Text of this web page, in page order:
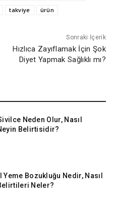
takviye ürün
Sonraki İçerik
Hızlıca Zayıflamak İçin Şok
Diyet Yapmak Sağlıklı mı?
Neden Olur, Nasıl
Belirtisidir?
Yeme Bozukluğu Nedir, Nasıl
Neler?